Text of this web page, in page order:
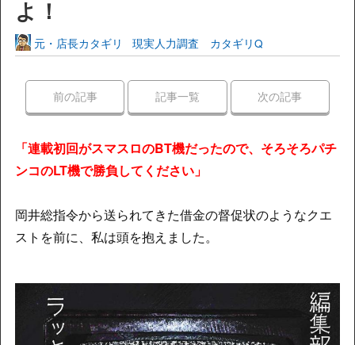
よ！
元・店長カタギリ 現実人力調査 カタギリQ
前の記事 記事一覧 次の記事
「連載初回がスマスロのBT機だったので、そろそろパチ
ンコのLT機で勝負してください」
岡井総指令から送られてきた借金の督促状のようなクエ
ストを前に、私は頭を抱えました。